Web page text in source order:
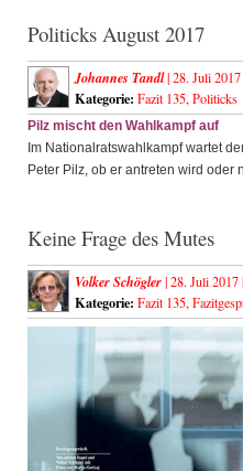
Politicks August 2017
Johannes Tandl| 28. Juli 2017
Kategorie: Fazit 135, Politicks
Pilz mischt den Wahlkampf auf
Im Nationalratswahlkampf wartet
Peter Pilz, ob er antreten wird oder
Keine Frage des Mutes
Volker Schögler| 28. Juli 2017 |
Kategorie: Fazit 135,